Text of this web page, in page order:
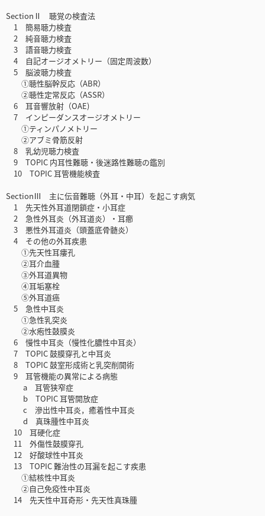
SectionⅡ 聴覚の検査法
1 簡易聴力検査
2 純音聴力検査
3 語音聴力検査
4 自記オージオメトリー（固定周波数）
5 脳波聴力検査
①聴性脳幹反応（ABR）
②聴性定常反応（ASSR）
6 耳音響放射（OAE)
7 インピーダンスオージオメトリー
①ティンパノメトリー
②アブミ骨筋反射
8 乳幼児聴力検査
9 TOPIC 内耳性難聴・後迷路性難聴の鑑別
10 TOPIC 耳管機能検査
SectionⅢ 主に伝音難聴（外耳・中耳）を起こす病気
1 先天性外耳道閉鎖症・小耳症
2 急性外耳炎（外耳道炎）・耳癤
3 悪性外耳道炎（頭蓋底骨髄炎）
4 その他の外耳疾患
①先天性耳瘻孔
②耳介血腫
③外耳道異物
④耳垢塞栓
⑤外耳道癌
5 急性中耳炎
①急性乳突炎
②水疱性鼓膜炎
6 慢性中耳炎（慢性化膿性中耳炎）
7 TOPIC 鼓膜穿孔と中耳炎
8 TOPIC 鼓室形成術と乳突削開術
9 耳管機能の異常による病態
a 耳管狭窄症
b TOPIC 耳管開放症
c 滲出性中耳炎，癒着性中耳炎
d 真珠腫性中耳炎
10 耳硬化症
11 外傷性鼓膜穿孔
12 好酸球性中耳炎
13 TOPIC 難治性の耳漏を起こす疾患
①結核性中耳炎
②自己免疫性中耳炎
14 先天性中耳奇形・先天性真珠腫